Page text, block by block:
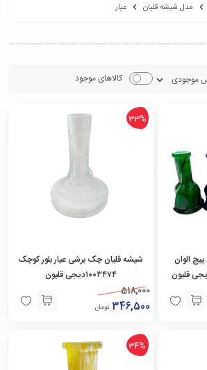
مدل شیشه قلیان عیار
کالاهای موجود
الوان
33%
شیشه قلیان چک برشی عیار بلور کوچک
۱۰۰۳۴۷۴دیجی قلیون
518,000
346,500 تومان
34%